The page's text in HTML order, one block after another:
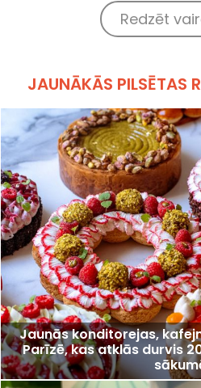
Redzēt
JAUNĀKĀS PILSĒTAS
Jaunās konditorejas,
Parīzē, kas atklās durvis